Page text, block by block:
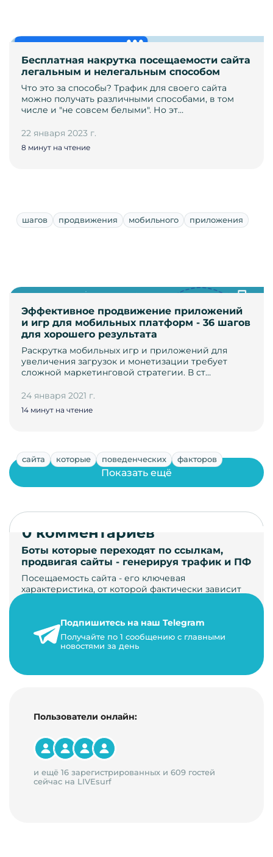
Бесплатная накрутка посещаемости сайта
легальным и нелегальным способом
Что это за способы? Трафик для своего сайта
можно получать различными способами, в том
числе и "не совсем белыми". Но эт…
22 января 2023 г.
8 минут на чтение
шагов продвижения мобильного приложения
Эффективное продвижение приложений
и игр для мобильных платформ - 36 шагов
для хорошего результата
Раскрутка мобильных игр и приложений для
увеличения загрузок и монетизации требует
сложной маркетинговой стратегии. В ст…
24 января 2021 г.
14 минут на чтение
сайта которые поведенческих факторов
Боты которые переходят по ссылкам,
продвигая сайты - генерируя трафик и ПФ
Посещаемость сайта - его ключевая
характеристика, от которой фактически зависит
22 мая 2024 г.
9 минут на чтение
Показать ещё
0 комментариев
Подпишитесь на наш Telegram
Получайте по 1 сообщению с главными
новостями за день
Пользователи онлайн:
и ещё 16 зарегистрированных и 609 гостей
сейчас на LIVEsurf